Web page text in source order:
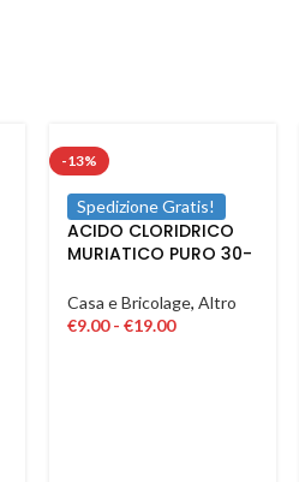
-13%
Spedizione Gratis!
ACIDO CLORIDRICO
MURIATICO PURO 30-
DISINCROSTANTE PER
PULIZIA
Casa e Bricolage, Altro
€9.00 - €19.00